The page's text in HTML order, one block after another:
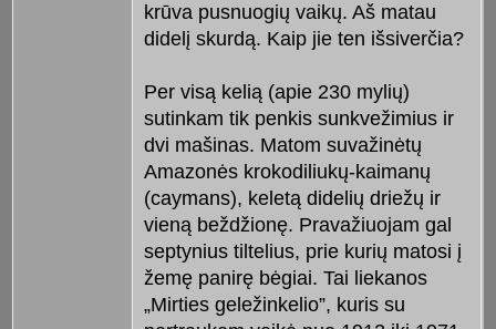
krūva pusnuogių vaikų. Aš matau
didelį skurdą. Kaip jie ten išsiverčia?
Per visą kelią (apie 230 mylių)
sutinkam tik penkis sunkvežimius ir
dvi mašinas. Matom suvažinėtų
Amazonės krokodiliukų-kaimanų
(caymans), keletą didelių driežų ir
vieną beždžionę. Pravažiuojam gal
septynius tiltelius, prie kurių matosi į
žemę panirę bėgiai. Tai liekanos
„Mirties geležinkelio”, kuris su